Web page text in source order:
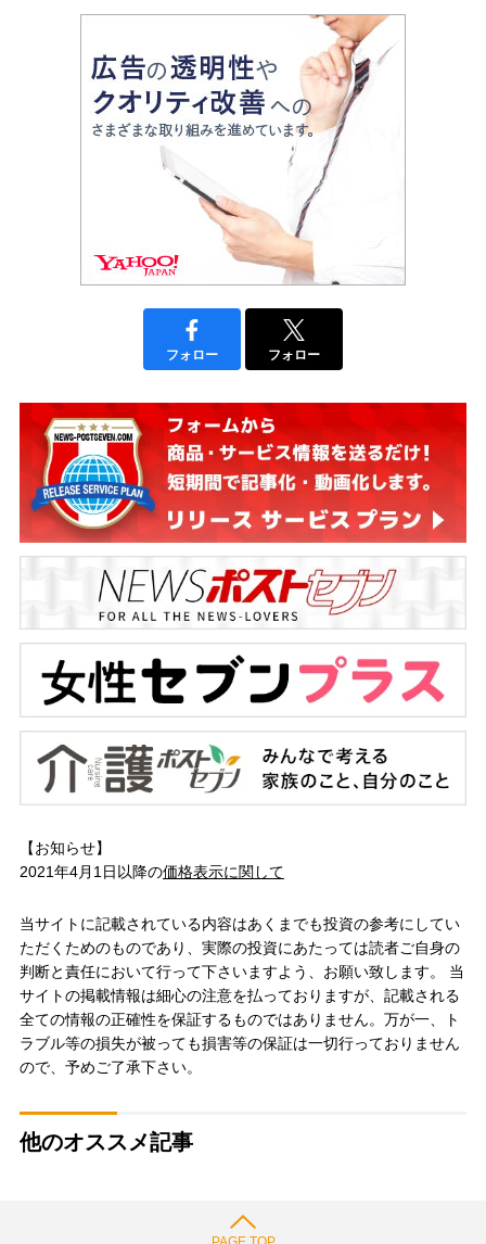
フォロー フォロー
【お知らせ】
2021年4月1日以降の価格表示に関して
当サイトに記載されている内容はあくまでも投資の参考にしてい
ただくためのものであり、実際の投資にあたっては読者ご自身の
判断と責任において行って下さいますよう、お願い致します。 当
サイトの掲載情報は細心の注意を払っておりますが、記載される
全ての情報の正確性を保証するものではありません。万が一、ト
ラブル等の損失が被っても損害等の保証は一切行っておりません
ので、予めご了承下さい。
他のオススメ記事